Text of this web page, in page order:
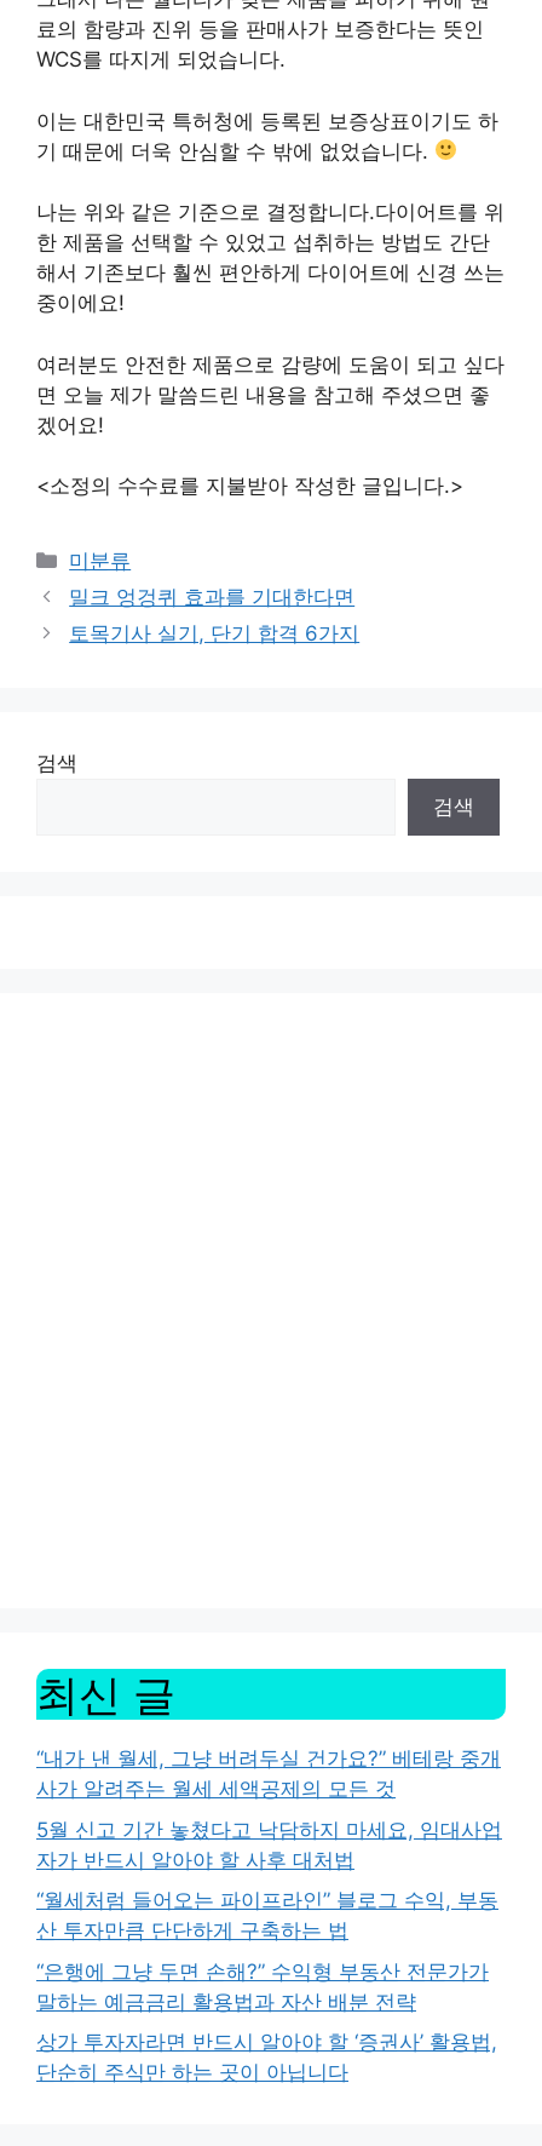
료의 함량과 진위 등을 판매사가 보증한다는 뜻인
WCS를 따지게 되었습니다.
이는 대한민국 특허청에 등록된 보증상표이기도 하
기 때문에 더욱 안심할 수 밖에 없었습니다.
나는 위와 같은 기준으로 결정합니다.다이어트를 위
한 제품을 선택할 수 있었고 섭취하는 방법도 간단
해서 기존보다 훨씬 편안하게 다이어트에 신경 쓰는
중이에요!
여러분도 안전한 제품으로 감량에 도움이 되고 싶다
면 오늘 제가 말씀드린 내용을 참고해 주셨으면 좋
겠어요!
<소정의 수수료를 지불받아 작성한 글입니다.>
Categories
미분류
밀크 엉겅퀴 효과를 기대한다면
토목기사 실기, 단기 합격 6가지
검색
검색
최신 글
“내가 낸 월세, 그냥 버려두실 건가요?” 베테랑 중개
사가 알려주는 월세 세액공제의 모든 것
5월 신고 기간 놓쳤다고 낙담하지 마세요, 임대사업
자가 반드시 알아야 할 사후 대처법
“월세처럼 들어오는 파이프라인” 블로그 수익, 부동
산 투자만큼 단단하게 구축하는 법
“은행에 그냥 두면 손해?” 수익형 부동산 전문가가
말하는 예금금리 활용법과 자산 배분 전략
상가 투자자라면 반드시 알아야 할 ‘증권사’ 활용법,
단순히 주식만 하는 곳이 아닙니다